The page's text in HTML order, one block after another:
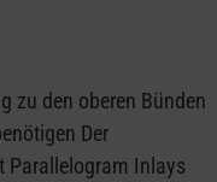
zu den oberen Bünden
Der
Parallelogram Inlays